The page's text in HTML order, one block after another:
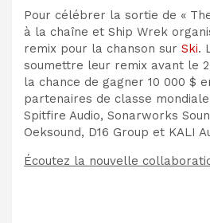
Pour célébrer la sortie de «
à la chaîne et Ship Wrek
remix pour la chanson sur Ski.
soumettre leur remix avant le
la chance de gagner 10 000 $
partenaires de classe
Spitfire Audio, Sonarworks
Oeksound, D16 Group et KALI
Écoutez la nouvelle